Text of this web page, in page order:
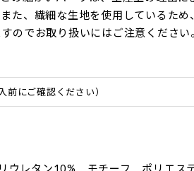
た、繊細な生地を使用しているため
のでお取り扱いにはご注意ください
前にご確認ください）
ウレタン10% モチーフ ポリエス